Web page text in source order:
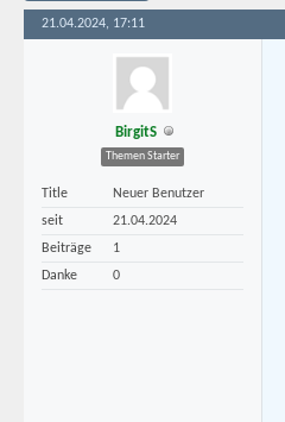
21.04.2024, 17:11
BirgitS
Themen Starter
Title
Neuer Benutzer
seit
21.04.2024
Beiträge
1
Danke
0